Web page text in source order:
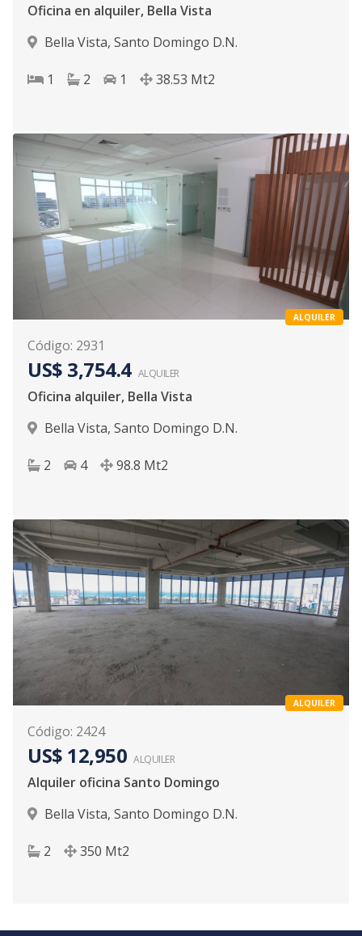
Oficina en alquiler, Bella Vista
Bella Vista, Santo Domingo D.N.
1 2 1 38.53 Mt2
ALQUILER
Código: 2931
US$ 3,754.4 ALQUILER
Oficina alquiler, Bella Vista
Bella Vista, Santo Domingo D.N.
2 4 98.8 Mt2
ALQUILER
Código: 2424
US$ 12,950 ALQUILER
Alquiler oficina Santo Domingo
Bella Vista, Santo Domingo D.N.
2 350 Mt2